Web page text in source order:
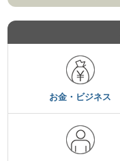
お金・ビジネス